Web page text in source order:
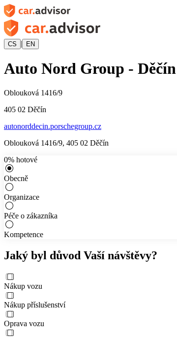
CS | EN
Auto Nord Group - Děčín
Oblouková 1416/9
405 02 Děčín
autonorddecin.porschegroup.cz
Oblouková 1416/9, 405 02 Děčín
0% hotové
Obecně
Organizace
Péče o zákazníka
Kompetence
Jaký byl důvod Vaší návštěvy?
Nákup vozu
Nákup příslušenství
Oprava vozu